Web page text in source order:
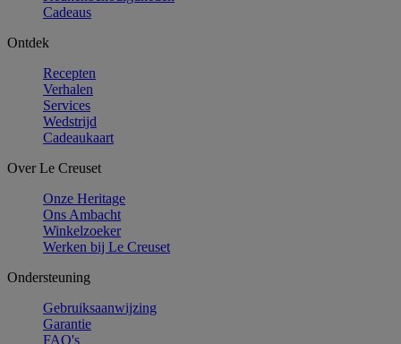
Cadeaus
Ontdek
Recepten
Verhalen
Services
Wedstrijd
Cadeaukaart
Over Le Creuset
Onze Heritage
Ons Ambacht
Winkelzoeker
Werken bij Le Creuset
Ondersteuning
Gebruiksaanwijzing
Garantie
FAQ's